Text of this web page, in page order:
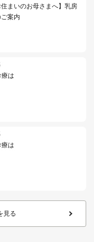
住まいのお母さまへ】乳房
案内
療は
療は
見る